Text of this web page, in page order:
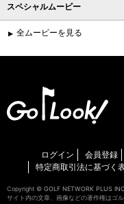
スペシャルムービー
全ムービーを見る
ログイン 会員登録
特定商取引法に基づく
Copyright © GOLF NETWORK PLUS INC.
サイト内の文章、画像などの著作権はゴ